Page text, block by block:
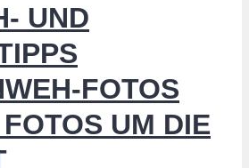
UND
FOTOS
UM DIE